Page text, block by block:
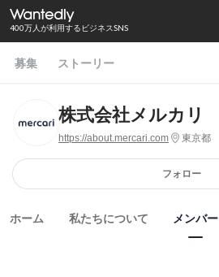
400万人が利用するビジネスSNS
募集 ストーリー
株式会社メルカリ
https://about.mercari.com 東京都
フォロー
ホーム 私たちについて メンバー